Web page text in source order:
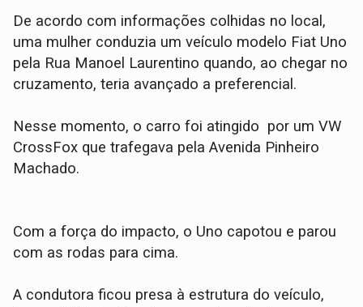
​De acordo com informações colhidas no local,
uma mulher conduzia um veículo modelo Fiat Uno
pela Rua Manoel Laurentino quando, ao chegar no
cruzamento, teria avançado a preferencial.
Nesse momento, o carro foi atingido por um VW
CrossFox que trafegava pela Avenida Pinheiro
Machado.
​Com a força do impacto, o Uno capotou e parou
com as rodas para cima.
A condutora ficou presa à estrutura do veículo,